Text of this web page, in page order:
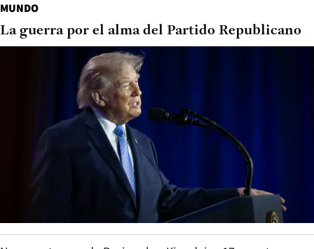
MUNDO
La guerra por el alma del Partido Republicano